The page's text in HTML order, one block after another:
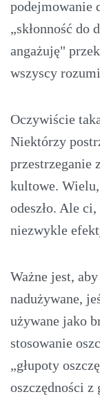
podejmowanie
„skłonność do
angażuję"
wszyscy
Oczywiście
Niektórzy
przestrzeganie
kultowe.
odeszło. Ale
niezwykle
Ważne jest,
nadużywane,
używane jako
stosowanie
„głupoty
oszczędności z